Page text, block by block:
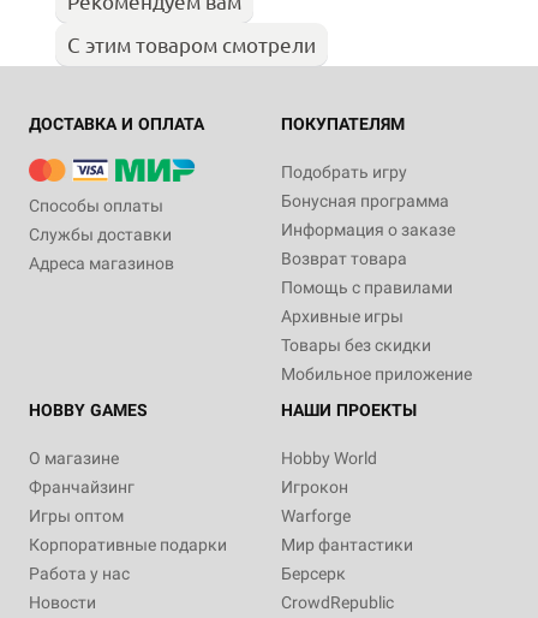
С этим товаром смотрели
ДОСТАВКА И ОПЛАТА
Способы оплаты
Службы доставки
Адреса магазинов
ПОКУПАТЕЛЯМ
Подобрать игру
Бонусная программа
Информация о заказе
Возврат товара
Помощь с правилами
Архивные игры
Товары без скидки
Мобильное приложение
HOBBY GAMES
О магазине
Франчайзинг
Игры оптом
Корпоративные подарки
Работа у нас
Новости
НАШИ ПРОЕКТЫ
Hobby World
Игрокон
Warforge
Мир фантастики
Берсерк
CrowdRepublic